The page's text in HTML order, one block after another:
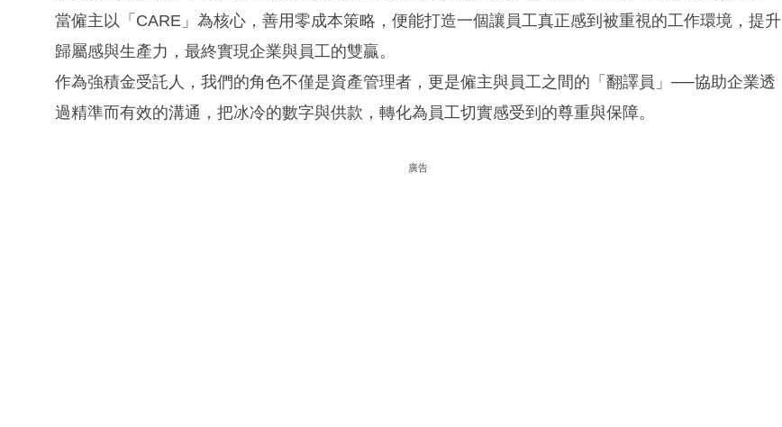
當僱主以「CARE」為核心，善用零成本策略，便能打造一個讓員工真正感到被重視的工作環境，提升
歸屬感與生產力，最終實現企業與員工的雙贏。
作為強積金受託人，我們的角色不僅是資產管理者，更是僱主與員工之間的「翻譯員」──協助企業透
過精準而有效的溝通，把冰冷的數字與供款，轉化為員工切實感受到的尊重與保障。
廣告